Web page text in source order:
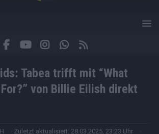
Tabea trifft mit “What
von Billie Eilish direkt
· Zuletzt aktualisiert: 28.03.2025, 23:23 Uhr
·